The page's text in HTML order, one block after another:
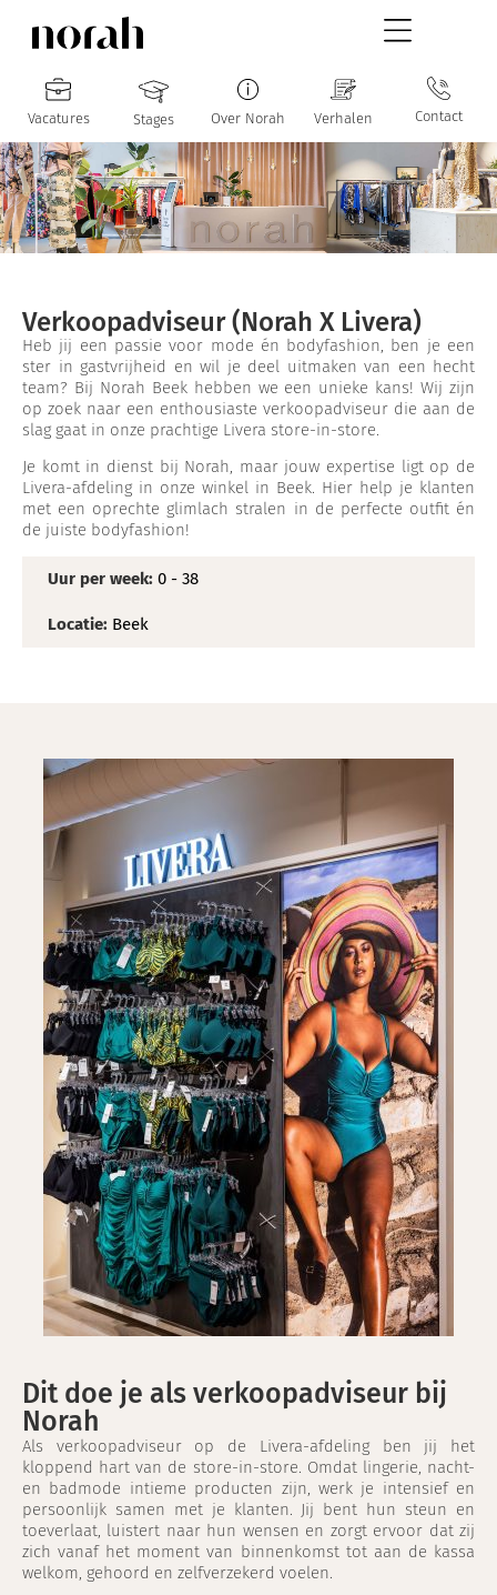
Vacatures Stages Over Norah Verhalen Contact
Verkoopadviseur (Norah X Livera)
Heb jij een passie voor mode én bodyfashion, ben je een
ster in gastvrijheid en wil je deel uitmaken van een hecht
team? Bij Norah Beek hebben we een unieke kans! Wij zijn
op zoek naar een enthousiaste verkoopadviseur die aan de
slag gaat in onze prachtige Livera store-in-store.
Je komt in dienst bij Norah, maar jouw expertise ligt op de
Livera-afdeling in onze winkel in Beek. Hier help je klanten
met een oprechte glimlach stralen in de perfecte outfit én
de juiste bodyfashion!
Uur per week: 0 - 38
Locatie: Beek
Dit doe je als verkoopadviseur bij
Norah
Als verkoopadviseur op de Livera-afdeling ben jij het
kloppend hart van de store-in-store. Omdat lingerie, nacht-
en badmode intieme producten zijn, werk je intensief en
persoonlijk samen met je klanten. Jij bent hun steun en
toeverlaat, luistert naar hun wensen en zorgt ervoor dat zij
zich vanaf het moment van binnenkomst tot aan de kassa
welkom, gehoord en zelfverzekerd voelen.